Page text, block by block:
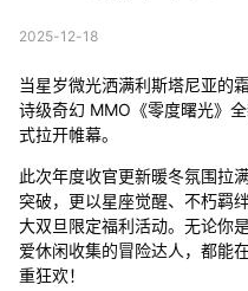
2025-12-18
当星岁微光洒满利斯塔尼亚的
诗级奇幻 MMO《零度曙光》
式拉开帷幕。
此次年度收官更新暖冬氛围拉
突破，更以星座觉醒、不朽羁
大双旦限定福利活动。无论你
爱休闲收集的冒险达人，都能
重狂欢！